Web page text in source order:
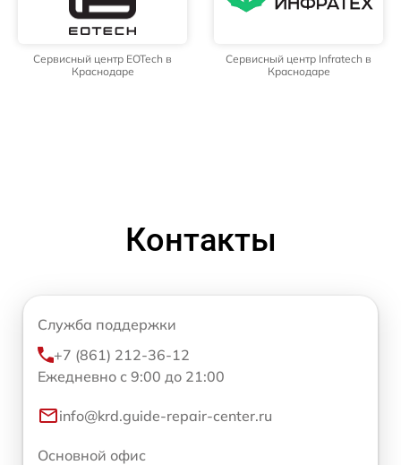
Сервисный центр EOTech в
Краснодаре
Сервисный центр Infratech в
Краснодаре
Контакты
Служба поддержки
+7 (861) 212-36-12
Ежедневно с 9:00 до 21:00
info@krd.guide-repair-center.ru
Основной офис